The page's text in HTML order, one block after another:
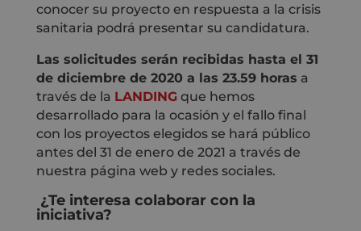
conocer su proyecto en respuesta a la crisis
sanitaria podrá presentar su candidatura.
Las solicitudes serán recibidas hasta el 31
de diciembre de 2020 a las 23.59 horas a
través de la LANDINGque hemos
desarrollado para la ocasión y el fallo final
con los proyectos elegidos se hará público
antes del 31 de enero de 2021 a través de
nuestra página web y redes sociales.
¿Te interesa colaborar con la
iniciativa?